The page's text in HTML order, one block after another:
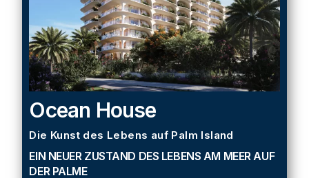
Ocean House
Die Kunst des Lebens auf Palm Island
EIN NEUER ZUSTAND DES LEBENS AM MEER AUF
DER PALME